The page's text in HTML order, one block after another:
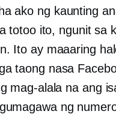
ako ng kaunting
totoo ito, ngunit sa
Ito ay maaaring
taong nasa
mag-alala na ang
ng